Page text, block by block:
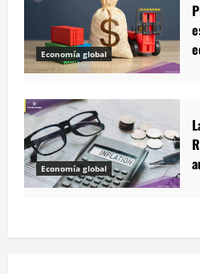
Economía global
Economía global